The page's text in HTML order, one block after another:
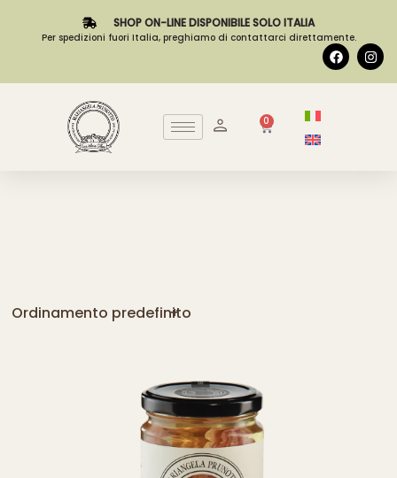
SHOP ON-LINE DISPONIBILE SOLO ITALIA
Per spedizioni fuori Italia, preghiamo di contattarci direttamente.
0
Ordinamento predefinito